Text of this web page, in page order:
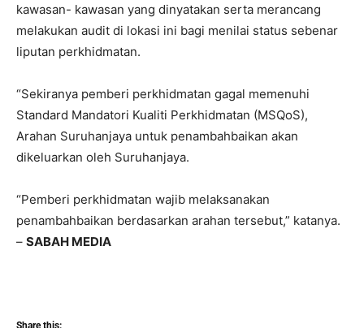
kawasan- kawasan yang dinyatakan serta merancang
melakukan audit di lokasi ini bagi menilai status sebenar
liputan perkhidmatan.
“Sekiranya pemberi perkhidmatan gagal memenuhi
Standard Mandatori Kualiti Perkhidmatan (MSQoS),
Arahan Suruhanjaya untuk penambahbaikan akan
dikeluarkan oleh Suruhanjaya.
“Pemberi perkhidmatan wajib melaksanakan
penambahbaikan berdasarkan arahan tersebut,” katanya.
– SABAH MEDIA
Share this: